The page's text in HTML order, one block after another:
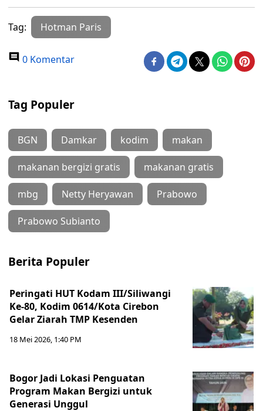
Tag: Hotman Paris
0 Komentar
Tag Populer
BGN Damkar kodim makan
makanan bergizi gratis makanan gratis
mbg Netty Heryawan Prabowo
Prabowo Subianto
Berita Populer
Peringati HUT Kodam III/Siliwangi
Ke-80, Kodim 0614/Kota Cirebon
Gelar Ziarah TMP Kesenden
18 Mei 2026, 1:40 PM
Bogor Jadi Lokasi Penguatan
Program Makan Bergizi untuk
Generasi Unggul